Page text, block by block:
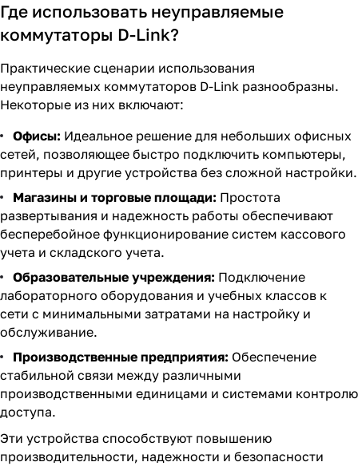
Где использовать неуправляемые
коммутаторы D-Link?
Практические сценарии использования
неуправляемых коммутаторов D-Link разнообразны.
Некоторые из них включают:
Офисы: Идеальное решение для небольших офисных
сетей, позволяющее быстро подключить компьютеры,
принтеры и другие устройства без сложной настройки.
Магазины и торговые площади: Простота
развертывания и надежность работы обеспечивают
бесперебойное функционирование систем кассового
учета и складского учета.
Образовательные учреждения: Подключение
лабораторного оборудования и учебных классов к
сети с минимальными затратами на настройку и
обслуживание.
Производственные предприятия: Обеспечение
стабильной связи между различными
производственными единицами и системами контролю
доступа.
Эти устройства способствуют повышению
производительности, надежности и безопасности